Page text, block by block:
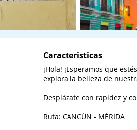
Caracteristicas
¡Hola! ¡Esperamos que
explora la belleza de
Desplázate con rapidez y
Ruta: CANCÚN - MÉRIDA